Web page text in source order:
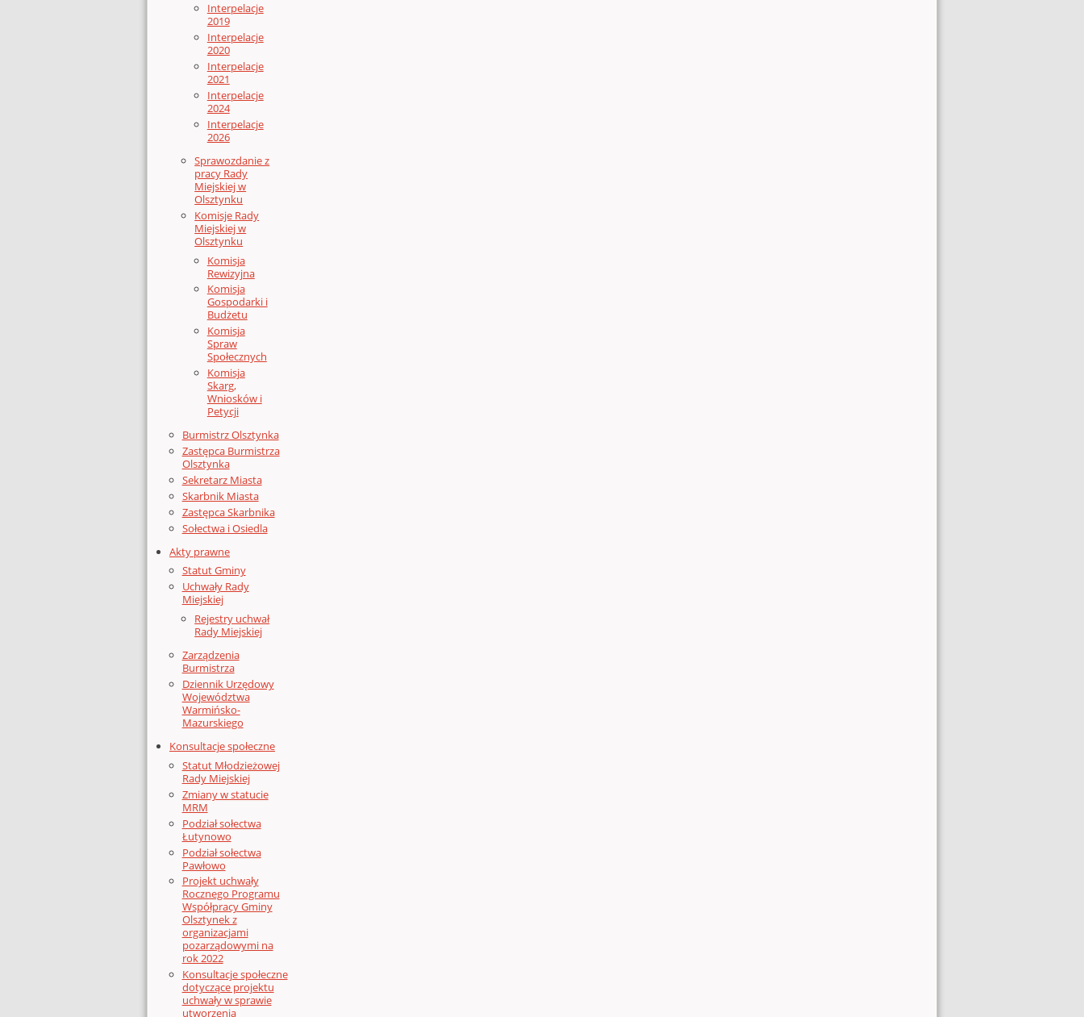
Interpelacje
2019
Interpelacje
2020
Interpelacje
2021
Interpelacje
2024
Interpelacje
2026
Sprawozdanie z
pracy Rady
Miejskiej w
Olsztynku
Komisje Rady
Miejskiej w
Olsztynku
Komisja
Rewizyjna
Komisja
Gospodarki i
Budżetu
Komisja
Spraw
Społecznych
Komisja
Skarg,
Wniosków i
Petycji
Burmistrz Olsztynka
Zastępca Burmistrza
Olsztynka
Sekretarz Miasta
Skarbnik Miasta
Zastępca Skarbnika
Sołectwa i Osiedla
Akty prawne
Statut Gminy
Uchwały Rady
Miejskiej
Rejestry uchwał
Rady Miejskiej
Zarządzenia
Burmistrza
Dziennik Urzędowy
Województwa
Warmińsko-
Mazurskiego
Konsultacje społeczne
Statut Młodzieżowej
Rady Miejskiej
Zmiany w statucie
MRM
Podział sołectwa
Łutynowo
Podział sołectwa
Pawłowo
Projekt uchwały
Rocznego Programu
Współpracy Gminy
Olsztynek z
organizacjami
pozarządowymi na
rok 2022
Konsultacje społeczne
dotyczące projektu
uchwały w sprawie
utworzenia